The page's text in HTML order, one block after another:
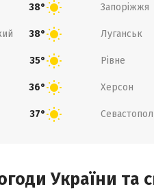
38° Запоріжжя
38° Луганськ
35° Рівне
36° Херсон
37°
України та